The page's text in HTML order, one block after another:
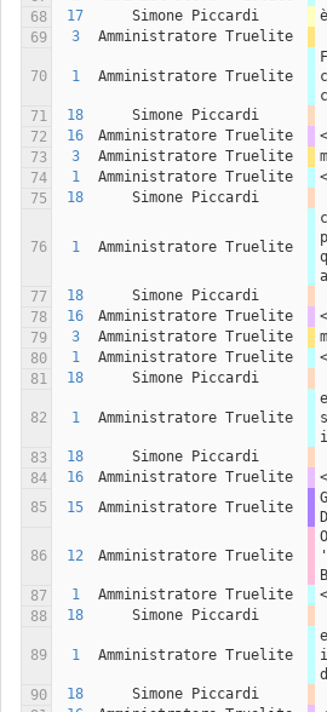
68
17 Simone Piccardi
69
3 Amministratore Truelite
70 1 Amministratore Truelite
71
18
Simone Piccardi
72
16 Amministratore Truelite
73
3 Amministratore Truelite
74
1 Amministratore Truelite
75
18 Simone Piccardi
76 1 Amministratore Truelite
77
18
Simone Piccardi
78
16 Amministratore Truelite
79
3 Amministratore Truelite
80
1 Amministratore Truelite
81
18 Simone Piccardi
82 1 Amministratore Truelite
83
18
Simone Piccardi
84
16 Amministratore Truelite
85
15 Amministratore Truelite
86 12 Amministratore Truelite
87
1 Amministratore Truelite
88
18 Simone Piccardi
89 1 Amministratore Truelite
90
18
Simone Piccardi